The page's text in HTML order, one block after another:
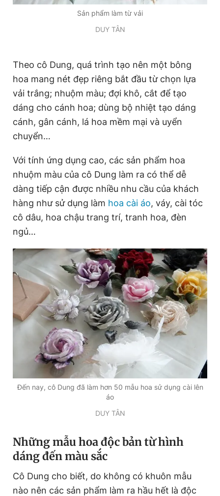
Sản phẩm làm từ vải
DUY TÂN
Theo cô Dung, quá trình tạo nên một bông
hoa mang nét đẹp riêng bắt đầu từ chọn lựa
vải trắng; nhuộm màu; đợi khô, cắt để tạo
dáng cho cánh hoa; dùng bộ nhiệt tạo dáng
cánh, gân cánh, lá hoa mềm mại và uyển
chuyển…
Với tính ứng dụng cao, các sản phẩm hoa
nhuộm màu của cô Dung làm ra có thể dễ
dàng tiếp cận được nhiều nhu cầu của khách
hàng như sử dụng làm hoa cài áo, váy, cài tóc
cô dâu, hoa chậu trang trí, tranh hoa, đèn
ngủ…
Đến nay, cô Dung đã làm hơn 50 mẫu hoa sử dụng cài lên
áo
DUY TÂN
Những mẫu hoa độc bản từ hình
dáng đến màu sắc
Cô Dung cho biết, do không có khuôn mẫu
nào nên các sản phẩm làm ra hầu hết là độc